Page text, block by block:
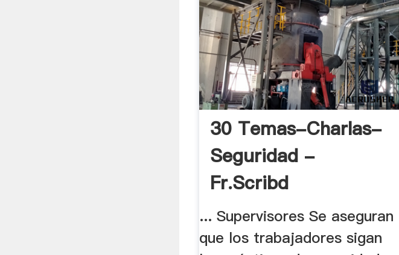
30 Temas-Charlas-
Seguridad -
Fr.scribd
... Supervisores Se aseguran
que los trabajadores sigan